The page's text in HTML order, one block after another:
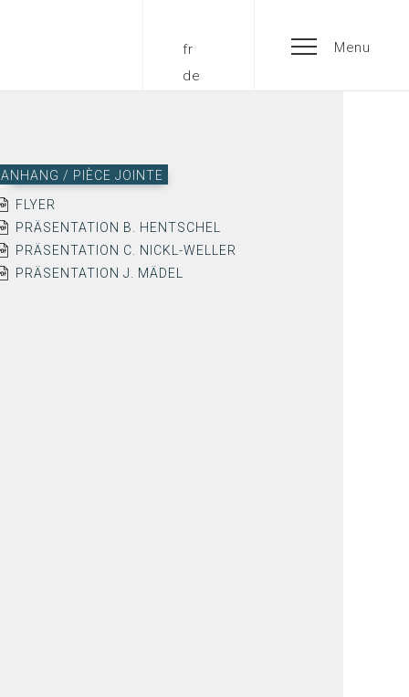
fr
de
Menu
ANHANG / PIÈCE JOINTE
FLYER
PRÄSENTATION B. HENTSCHEL
PRÄSENTATION C. NICKL-WELLER
PRÄSENTATION J. MÄDEL